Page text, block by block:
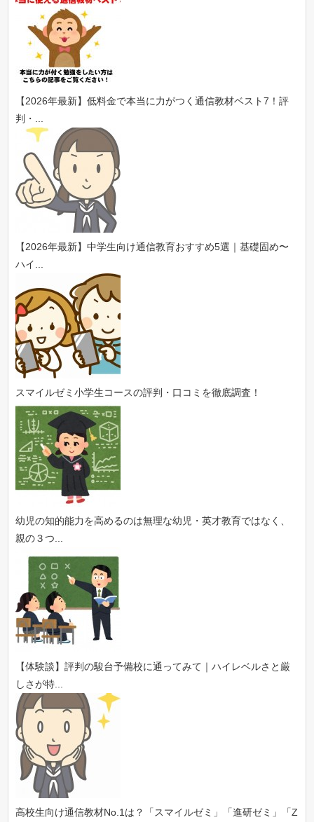
【2026年最新】低料金で本当に力がつく通信教材ベスト7！評
判・...
【2026年最新】中学生向け通信教育おすすめ5選｜基礎固め〜
ハイ...
スマイルゼミ小学生コースの評判・口コミを徹底調査！
幼児の知的能力を高めるのは無理な幼児・英才教育ではなく、
親の３つ...
【体験談】評判の駿台予備校に通ってみて｜ハイレベルさと厳
しさが特...
高校生向け通信教材No.1は？「スマイルゼミ」「進研ゼミ」「Z